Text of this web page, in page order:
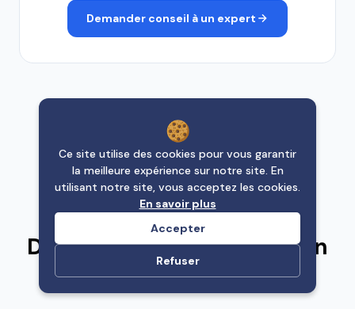
Ce site utilise des cookies pour vous garantir
la meilleure expérience sur notre site. En
utilisant notre site, vous acceptez les cookies.
En savoir plus
Accepter
Refuser
Demander conseil à un expert
DÉMONSTRATION
Découvrez l'iTero Lumina en
action